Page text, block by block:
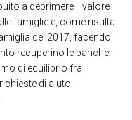
a deprimere il valore
famiglie e, come risulta
del 2017, facendo
recuperino le banche.
di equilibrio fra
di aiuto: